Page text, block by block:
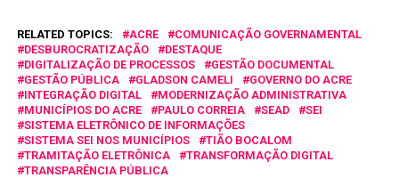
RELATED TOPICS: ACRE
COMUNICAÇÃO GOVERNAMENTAL
DESBUROCRATIZAÇÃO
DESTAQUE
DIGITALIZAÇÃO DE PROCESSOS
GESTÃO DOCUMENTAL
GESTÃO PÚBLICA
GLADSON CAMELI
GOVERNO DO ACRE
INTEGRAÇÃO DIGITAL
MODERNIZAÇÃO ADMINISTRATIVA
MUNICÍPIOS DO ACRE
PAULO CORREIA SEAD
SEI
SISTEMA ELETRÔNICO DE INFORMAÇÕES
SISTEMA SEI NOS MUNICÍPIOS
TIÃO BOCALOM
TRAMITAÇÃO ELETRÔNICA
TRANSFORMAÇÃO DIGITAL
TRANSPARÊNCIA PÚBLICA